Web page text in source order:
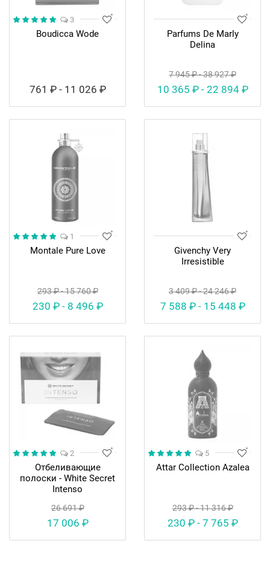
Boudicca Wode
3
761 ₽ - 11 026 ₽
Parfums De Marly
Delina
7 945 ₽ - 38 927 ₽
10 365 ₽ - 22 894 ₽
Montale Pure Love
1
293 ₽ - 15 760 ₽
230 ₽ - 8 496 ₽
Givenchy Very
Irresistible
3 409 ₽ - 24 246 ₽
7 588 ₽ - 15 448 ₽
Отбеливающие
полоски - White Secret
Intenso
2
26 691 ₽
17 006 ₽
Attar Collection Azalea
5
293 ₽ - 11 316 ₽
230 ₽ - 7 765 ₽